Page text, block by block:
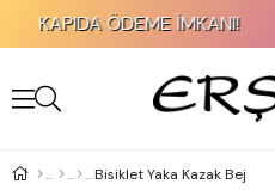
KAPIDA ÖDEME İMKANI!
Bisiklet Yaka Kazak Bej